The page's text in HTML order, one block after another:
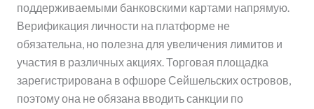
поддерживаемыми банковскими картами напрямую.
Верификация личности на платформе не
обязательна, но полезна для увеличения лимитов и
участия в различных акциях. Торговая площадка
зарегистрирована в офшоре Сейшельских островов,
поэтому она не обязана вводить санкции по